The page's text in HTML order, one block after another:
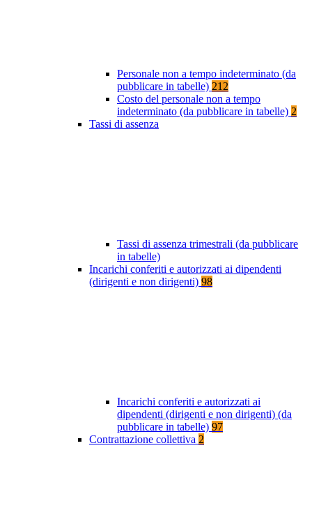
Personale non a tempo indeterminato (da
pubblicare in tabelle) 212
Costo del personale non a tempo
indeterminato (da pubblicare in tabelle) 2
Tassi di assenza
Tassi di assenza trimestrali (da pubblicare
in tabelle)
Incarichi conferiti e autorizzati ai dipendenti
(dirigenti e non dirigenti) 98
Incarichi conferiti e autorizzati ai
dipendenti (dirigenti e non dirigenti) (da
pubblicare in tabelle) 97
Contrattazione collettiva 2